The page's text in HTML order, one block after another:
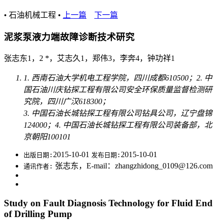
• 石油机械工程 • 上一篇 下一篇
泥浆泵液力端故障诊断技术研究
张志东1，2 *，艾志久1，郑伟3，李奔4，钟功祥1
1. 西南石油大学机电工程学院，四川成都610500；2. 中
国石油川庆钻探工程有限公司安全环保质量监督检测研
究院，四川广汉618300；
3. 中国石油长城钻探工程有限公司钻具公司，辽宁盘锦
124000；4. 中国石油长城钻探工程有限公司装备部，北
京朝阳100101
出版日期: 2015-10-01 发布日期: 2015-10-01
通讯作者: 张志东，E-mail：zhangzhidong_0109@126.com
Study on Fault Diagnosis Technology for Fluid End
of Drilling Pump